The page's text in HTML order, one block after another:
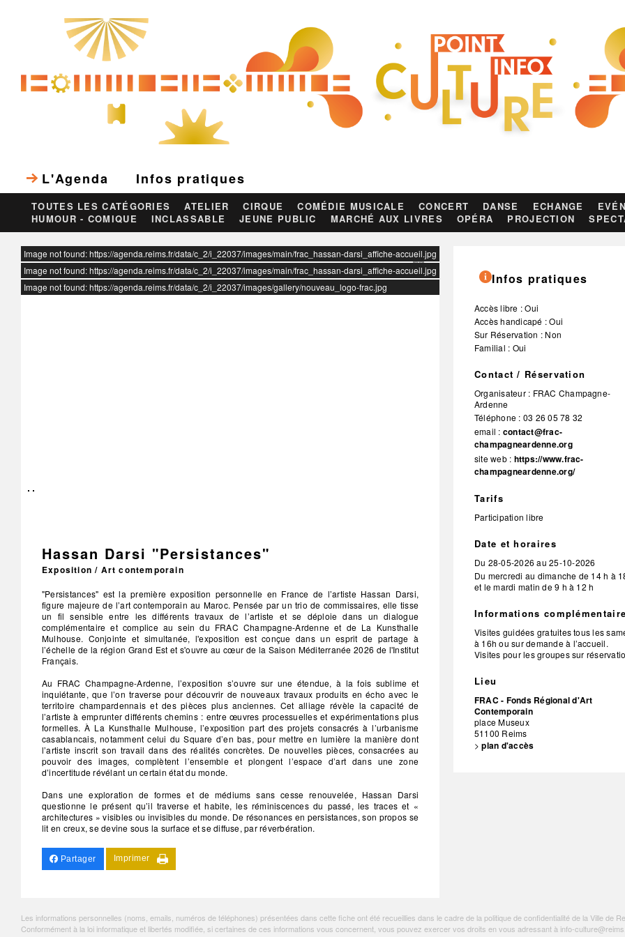
L'Agenda Infos pratiques
TOUTES LES CATÉGORIES ATELIER CIRQUE COMÉDIE MUSICALE CONCERT DANSE ECHANGE
HUMOUR - COMIQUE
INCLASSABLE JEUNE PUBLIC MARCHÉ AUX LIVRES OPÉRA PROJECTION
Image not found: https://agenda.reims.fr/data/c_2/i_22037/images/main/frac_hassan-darsi_affiche-accueil.jpg
Image not found: https://agenda.reims.fr/data/c_2/i_22037/images/main/frac_hassan-darsi_affiche-accueil.jpg
Image not found: https://agenda.reims.fr/data/c_2/i_22037/images/gallery/nouveau_logo-frac.jpg
Hassan Darsi "Persistances"
Exposition / Art contemporain
"Persistances" est la première exposition personnelle en France de l’artiste Hassan Darsi,
figure majeure de l’art contemporain au Maroc. Pensée par un trio de commissaires, elle tisse
un fil sensible entre les différents travaux de l’artiste et se déploie dans un dialogue
complémentaire et complice au sein du FRAC Champagne-Ardenne et de La Kunsthalle
Mulhouse. Conjointe et simultanée, l'exposition est conçue dans un esprit de partage à
l’échelle de la région Grand Est et s'ouvre au cœur de la Saison Méditerranée 2026 de l'Institut
Français.
Au FRAC Champagne-Ardenne, l’exposition s’ouvre sur une étendue, à la fois sublime et
inquiétante, que l’on traverse pour découvrir de nouveaux travaux produits en écho avec le
territoire champardennais et des pièces plus anciennes. Cet alliage révèle la capacité de
l’artiste à emprunter différents chemins : entre œuvres processuelles et expérimentations plus
formelles. À La Kunsthalle Mulhouse, l’exposition part des projets consacrés à l’urbanisme
casablancais, notamment celui du Square d’en bas, pour mettre en lumière la manière dont
l’artiste inscrit son travail dans des réalités concrètes. De nouvelles pièces, consacrées au
pouvoir des images, complètent l’ensemble et plongent l’espace d’art dans une zone
d’incertitude révélant un certain état du monde.
Dans une exploration de formes et de médiums sans cesse renouvelée, Hassan Darsi
questionne le présent qu’il traverse et habite, les réminiscences du passé, les traces et «
architectures » visibles ou invisibles du monde. De résonances en persistances, son propos se
lit en creux, se devine sous la surface et se diffuse, par réverbération.
Partager Imprimer
Infos pratiques
Accès libre : Oui
Accès handicapé : Oui
Sur Réservation : Non
Familial : Oui
Contact / Réservation
Organisateur : FRAC Champagne-
Ardenne
Téléphone : 03 26 05 78 32
email : contact@frac-
champagneardenne.org
site web : https://www.frac-
champagneardenne.org/
Tarifs
Participation libre
Date et horaires
Du 28-05-2026 au25-10-2026
Du mercredi au dimanche de 14 h à
et le mardi matin de 9 h à 12 h
Informations
Visites guidées gratuites tous les
à 16h ou sur demande à l’accueil.
Visites pour les groupes sur
Lieu
FRAC - Fonds Régional d'Art
Contemporain
place Museux
51100 Reims
>plan d'accès
Les informations personnelles (noms, emails, numéros de téléphones) présentées dans cette fiche ont été recueillies dans le cadre de la politique deconfidentialité de la Ville de
Conformément à la loi informatique et libertés modifiée, si certaines de ces informations vous concernent, vous pouvez exercer vos droits en vous adressant à info-